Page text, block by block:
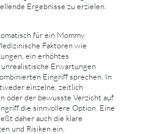
Ergebnisse zu erzielen.
für ein Mommy
Faktoren wie
ein erhöhtes
Erwartungen
Eingriff sprechen. In
einzelne, zeitlich
oder der bewusste Verzicht auf
die sinnvollere Option. Eine
daher auch die klare
und Risiken ein.